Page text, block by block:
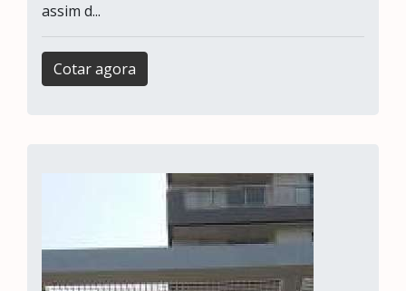
assim d...
Cotar agora